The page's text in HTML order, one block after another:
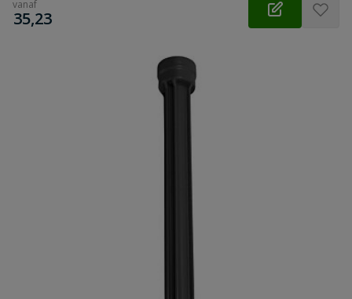
vanaf
€
35,23